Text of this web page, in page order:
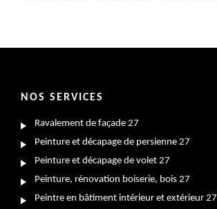
NOS SERVICES
Ravalement de façade 27
Peinture et décapage de persienne 27
Peinture et décapage de volet 27
Peinture, rénovation boiserie, bois 27
Peintre en bâtiment intérieur et extérieur 27